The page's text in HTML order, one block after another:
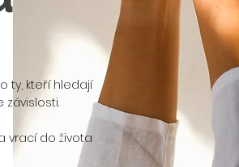
ty, kteří hledají
vrací do života